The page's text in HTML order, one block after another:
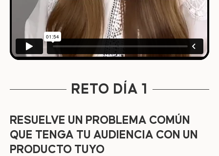
RETO DÍA 1
RESUELVE UN PROBLEMA COMÚN
QUE TENGA TU AUDIENCIA CON UN
PRODUCTO TUYO